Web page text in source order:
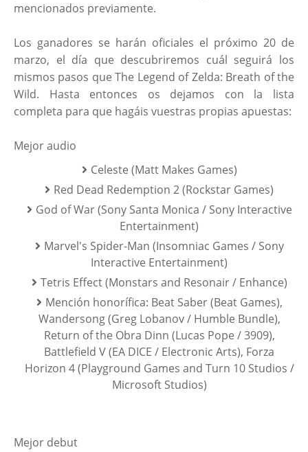
mencionados previamente.
Los ganadores se harán oficiales el próximo 20 de
marzo, el día que descubriremos cuál seguirá los
mismos pasos que The Legend of Zelda: Breath of the
Wild. Hasta entonces os dejamos con la lista
completa para que hagáis vuestras propias apuestas:
Mejor audio
Celeste (Matt Makes Games)
Red Dead Redemption 2 (Rockstar Games)
God of War (Sony Santa Monica / Sony Interactive
Entertainment)
Marvel's Spider-Man (Insomniac Games / Sony
Interactive Entertainment)
Tetris Effect (Monstars and Resonair / Enhance)
Mención honorífica: Beat Saber (Beat Games),
Wandersong (Greg Lobanov / Humble Bundle),
Return of the Obra Dinn (Lucas Pope / 3909),
Battlefield V (EA DICE / Electronic Arts), Forza
Horizon 4 (Playground Games and Turn 10 Studios /
Microsoft Studios)
Mejor debut